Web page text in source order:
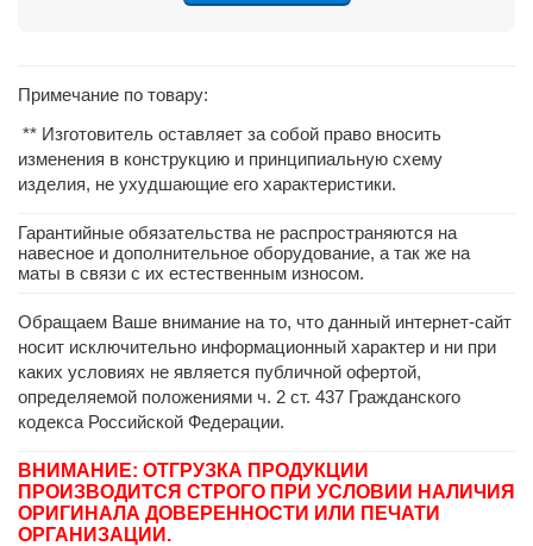
Примечание по товару:
** Изготовитель оставляет за собой право вносить
изменения в конструкцию и принципиальную схему
изделия, не ухудшающие его характеристики.
Гарантийные обязательства не распространяются на
навесное и дополнительное оборудование, а так же на
маты в связи с их естественным износом.
Обращаем Ваше внимание на то, что данный интернет-сайт
носит исключительно информационный характер и ни при
каких условиях не является публичной офертой,
определяемой положениями ч. 2 ст. 437 Гражданского
кодекса Российской Федерации.
ВНИМАНИЕ: ОТГРУЗКА ПРОДУКЦИИ
ПРОИЗВОДИТСЯ СТРОГО ПРИ УСЛОВИИ НАЛИЧИЯ
ОРИГИНАЛА ДОВЕРЕННОСТИ ИЛИ ПЕЧАТИ
ОРГАНИЗАЦИИ.